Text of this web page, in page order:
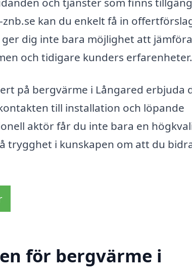
kan du enkelt få in
dig inte bara möjlighet att jämföra
och tidigare kunders erfarenheter.
på bergvärme i Långared erbjuda
till installation och löpande
aktör får du inte bara en
trygghet i kunskapen om att du
för bergvärme i